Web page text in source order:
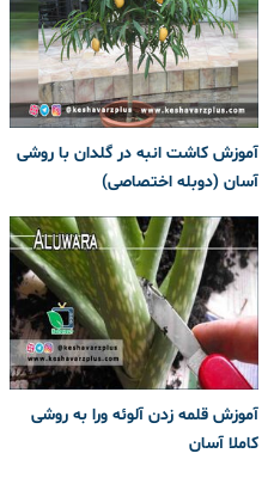
آموزش کاشت انبه در گلدان با روشی
آسان (دوبله اختصاصی)
آموزش قلمه زدن آلوئه ورا به روشی
کاملا آسان